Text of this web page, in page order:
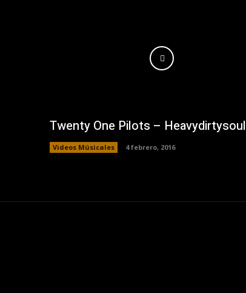
Twenty One Pilots – Heavydirtysoul
Videos Músicales 4 febrero, 2016